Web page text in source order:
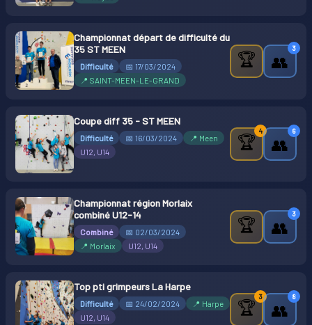
Championnat départ de difficulté du
35 ST MEEN
Difficulté
📅 17/03/2024
📍 SAINT-MEEN-LE-GRAND
🏆 👥
3
Coupe diff 35 - ST MEEN
Difficulté 📅 16/03/2024
📍 Meen
U12, U14
🏆
4
👥
6
Championnat région Morlaix
combiné U12-14
Combiné
📅 02/03/2024
📍 Morlaix
U12, U14
🏆 👥
3
Top pti grimpeurs La Harpe
Difficulté 📅 24/02/2024
📍 Harpe
U12, U14
🏆
3
👥
8